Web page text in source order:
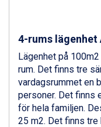
Arabba från
La Thuile från
Cervinia från
Saalbach från
Sölden från
Bad Hofgastein
Passo Tonale
4-rums lägenhet
Lägenhet på
rum. Det finns tre
vardagsrummet en
personer. Det finns
för hela familjen.
25 m2. Det finns tre